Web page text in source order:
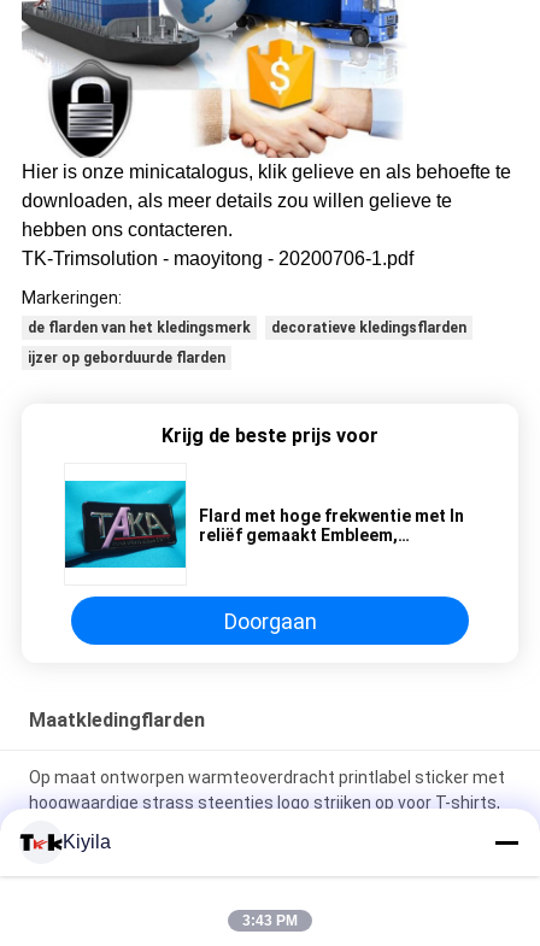
Hier is onze minicatalogus, klik gelieve en als behoefte te
downloaden, als meer details zou willen gelieve te
hebben ons contacteren.
TK-Trimsolution - maoyitong - 20200706-1.pdf
Markeringen:
de flarden van het kledingsmerk
decoratieve kledingsflarden
ijzer op geborduurde flarden
Krijg de beste prijs voor
Flard met hoge frekwentie met In
reliëf gemaakt Embleem,
Doorgaan
Maatkledingflarden
Op maat ontworpen warmteoverdracht printlabel sticker met
hoogwaardige strass steentjes logo strijken op voor T-shirts,
Silicone kleefplaster wasbare pleisters Silicone tandenborstel
Kiyila
3:43 PM